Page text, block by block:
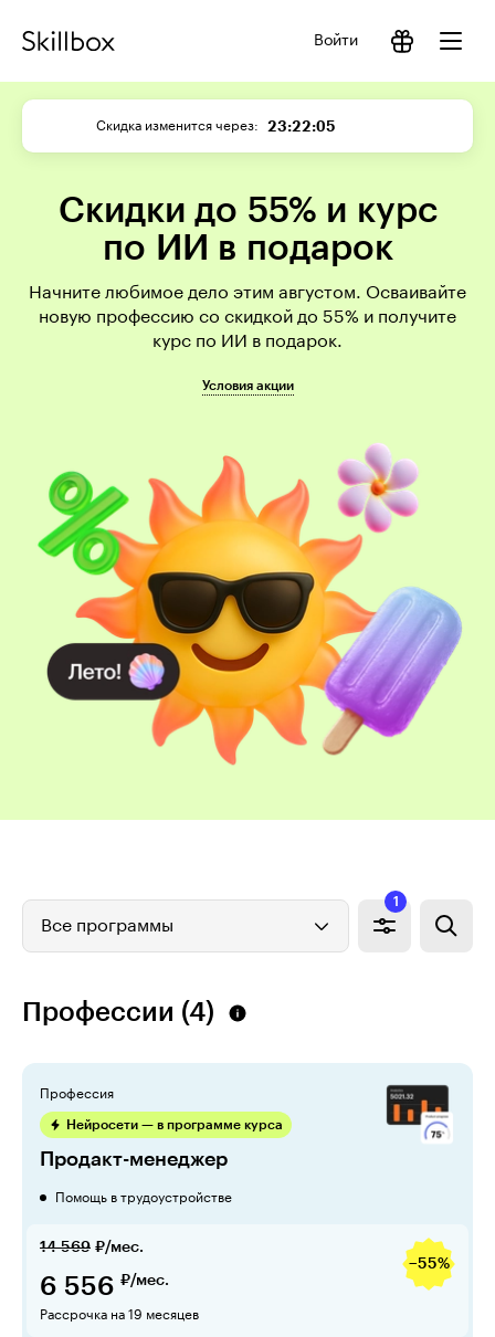
Войти
Скидка изменится через 23:22:05
Скидки до 55% и курс
по ИИ в подарок
Начните любимое дело этим августом. Осваивайте
новую профессию со скидкой до 55% и получите
курс по ИИ в подарок.
Условия акции
Все программы
1
Профессии (4)
Профессия
Нейросети — в программе курса
Продакт-менеджер
Помощь в трудоустройстве
14 569 ₽/мес.
−55%
6 556 ₽/мес.
Рассрочка на 19 месяцев